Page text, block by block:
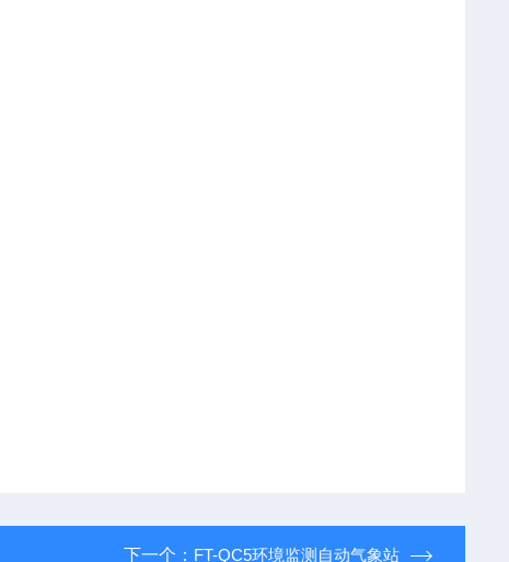
下一个： FT-QC5环境监测自动气象站